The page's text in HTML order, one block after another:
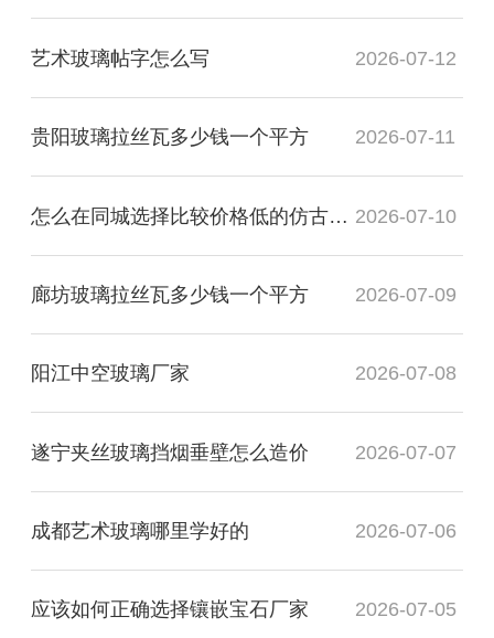
艺术玻璃帖字怎么写 2026-07-12
贵阳玻璃拉丝瓦多少钱一个平方 2026-07-11
怎么在同城选择比较价格低的仿古镜厂家 2026-07-10
廊坊玻璃拉丝瓦多少钱一个平方 2026-07-09
阳江中空玻璃厂家 2026-07-08
遂宁夹丝玻璃挡烟垂壁怎么造价 2026-07-07
成都艺术玻璃哪里学好的 2026-07-06
应该如何正确选择镶嵌宝石厂家 2026-07-05